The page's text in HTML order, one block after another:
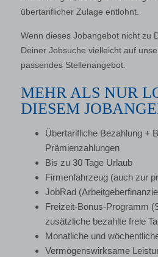
übertariflicher Zulage entlohnt.
Wenn dieses Jobangebot nicht zu
Deiner Jobsuche vielleicht auf
passendes Stellenangebot.
MEHR ALS NUR
DIESEM
Übertarifliche Bezahlung +
Prämienzahlungen
Bis zu 30 Tage Urlaub
Firmenfahrzeug (auch zur
JobRad
Freizeit-Bonus-Programm
zusätzliche bezahlte freie
Monatliche und
Vermögenswirksame